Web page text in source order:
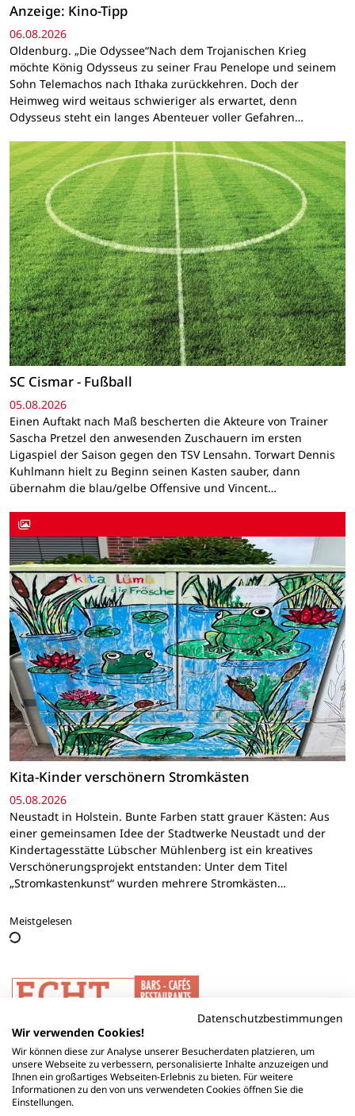
Anzeige: Kino-Tipp
06.08.2026
Oldenburg. „Die Odyssee“Nach dem Trojanischen Krieg
möchte König Odysseus zu seiner Frau Penelope und seinem
Sohn Telemachos nach Ithaka zurückkehren. Doch der
Heimweg wird weitaus schwieriger als erwartet, denn
Odysseus steht ein langes Abenteuer voller Gefahren…
SC Cismar - Fußball
05.08.2026
Einen Auftakt nach Maß bescherten die Akteure von Trainer
Sascha Pretzel den anwesenden Zuschauern im ersten
Ligaspiel der Saison gegen den TSV Lensahn. Torwart Dennis
Kuhlmann hielt zu Beginn seinen Kasten sauber, dann
übernahm die blau/gelbe Offensive und Vincent…
Kita-Kinder verschönern Stromkästen
05.08.2026
Neustadt in Holstein. Bunte Farben statt grauer Kästen: Aus
einer gemeinsamen Idee der Stadtwerke Neustadt und der
Kindertagesstätte Lübscher Mühlenberg ist ein kreatives
Verschönerungsprojekt entstanden: Unter dem Titel
„Stromkastenkunst“ wurden mehrere Stromkästen…
Meistgelesen
Datenschutzbestimmungen
Wir verwenden Cookies!
Wir können diese zur Analyse unserer Besucherdaten platzieren, um
unsere Webseite zu verbessern, personalisierte Inhalte anzuzeigen und
Ihnen ein großartiges Webseiten-Erlebnis zu bieten. Für weitere
Informationen zu den von uns verwendeten Cookies öffnen Sie die
Einstellungen.